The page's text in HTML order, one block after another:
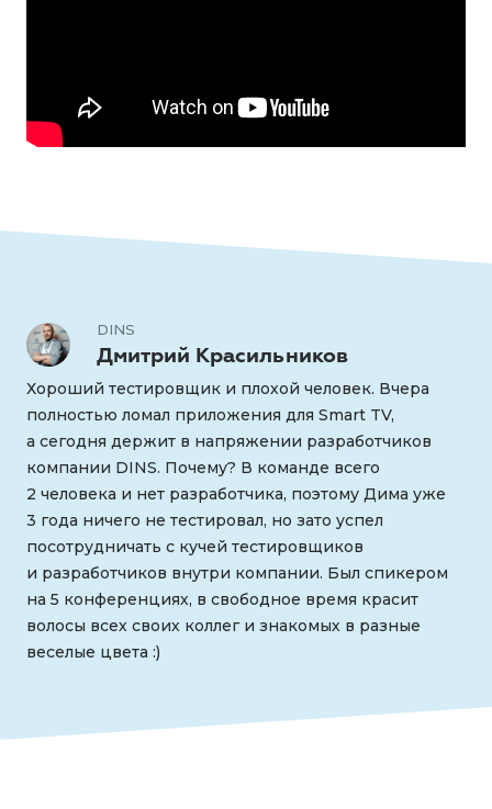
DINS
Дмитрий Красильников
Хороший тестировщик и плохой человек. Вчера
полностью ломал приложения для Smart TV,
а сегодня держит в напряжении разработчиков
компании DINS. Почему? В команде всего
2 человека и нет разработчика, поэтому Дима уже
3 года ничего не тестировал, но зато успел
посотрудничать с кучей тестировщиков
и разработчиков внутри компании. Был спикером
на 5 конференциях, в свободное время красит
волосы всех своих коллег и знакомых в разные
веселые цвета :)